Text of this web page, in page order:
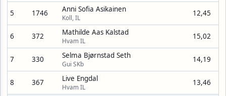
5 1746 Anni Sofia Asikainen
Koll, IL
12,45
6 372 Mathilde Aas Kalstad
Hvam IL
15,02
7 330 Selma Bjørnstad Seth
Gui SKb
14,19
8 367 Live Engdal
Hvam IL
13,46